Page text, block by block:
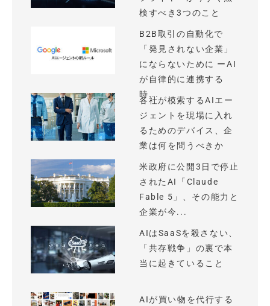
検すべき3つのこと
B2B取引の自動化で
「発見されない企業」
にならないために ーAI
が自律的に連携する
時...
各社が模索するAIエー
ジェントを現場に入れ
るためのデバイス、企
業は何を問うべきか
米政府に公開3日で停止
されたAI「Claude
Fable 5」、その能力と
企業が今...
AIはSaaSを殺さない、
「共存戦争」の裏で本
当に起きていること
AIが買い物を代行する